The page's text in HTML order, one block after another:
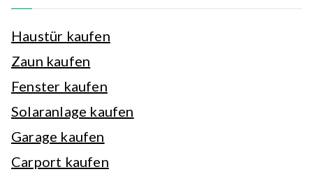
Haustür kaufen
Zaun kaufen
Fenster kaufen
Solaranlage kaufen
Garage kaufen
Carport kaufen